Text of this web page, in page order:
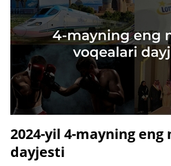
2024-yil 4-mayning
dayjesti